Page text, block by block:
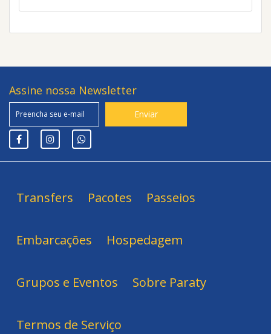
Assine nossa Newsletter
Transfers Pacotes Passeios
Embarcações Hospedagem
Grupos e Eventos Sobre Paraty
Termos de Serviço